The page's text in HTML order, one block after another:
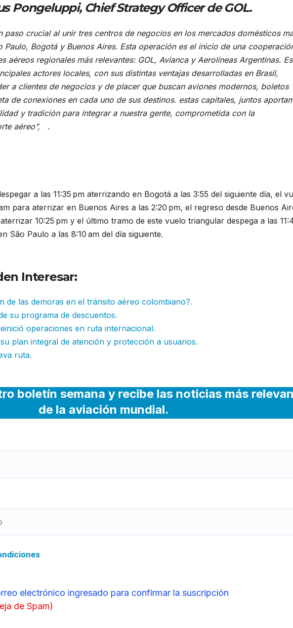
Pongeluppi, Chief Strategy Officer de GOL.
paso crucial al unir tres centros de negocios en los mercados domésticos
Paulo, Bogotá y Buenos Aires. Esta operación es el inicio de una
aéreos regionales más relevantes: GOL, Avianca y Aerolíneas Argentinas.
actores locales, con sus distintas ventajas desarrolladas en Brasil,
a clientes de negocios y de placer que buscan aviones modernos, boletos
de conexiones en cada uno de sus destinos. estas capitales, juntos
y tradición para integrar a nuestra gente, comprometida con la
aéreo”, .
a las 11:35 pm aterrizando en Bogotá a las 3:55 del siguiente día, el
para aterrizar en Buenos Aires a las 2:20 pm, el regreso desde Buenos
10:25 pm y el último tramo de este vuelo triangular despega a las
São Paulo a las 8:10 am del día siguiente.
Interesar:
de las demoras en el tránsito aéreo colombiano?.
su programa de descuentos.
operaciones en ruta internacional.
plan integral de atención y protección a usuarios.
ruta.
boletín semana y recibe las noticias más
de la aviación mundial.
electrónico ingresado para confirmar la suscripción
de Spam)